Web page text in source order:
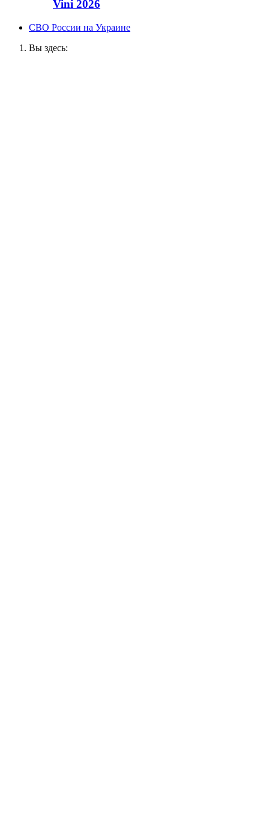
Vini 2026
СВО России на Украине
Вы здесь: